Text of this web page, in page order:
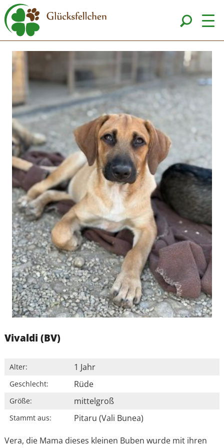
Vivaldi (BV)
Alter: 1 Jahr
Geschlecht: Rüde
Größe: mittelgroß
Stammt aus: Pitaru (Vali Bunea)
Vera, die Mama dieses kleinen Buben wurde mit ihren